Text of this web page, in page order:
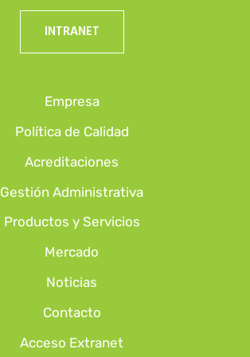
INTRANET
Empresa
Política de Calidad
Acreditaciones
Gestión Administrativa
Productos y Servicios
Mercado
Noticias
Contacto
Acceso Extranet